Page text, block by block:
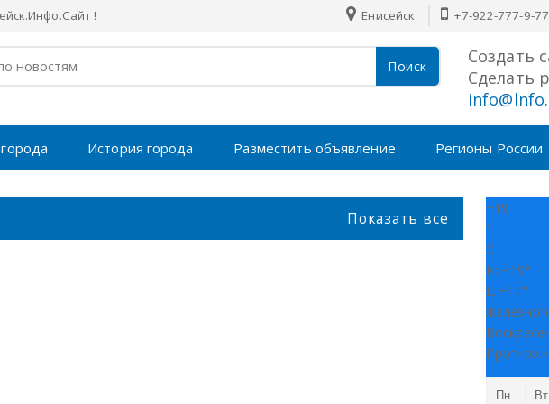
! Енисейск +7-922-777-9-
Поиск Создать
Сделать
История города Разместить объявление Регионы России
Показать все
+19
°
C
H: +19°
L: +11°
Прогноз
Пн Вт